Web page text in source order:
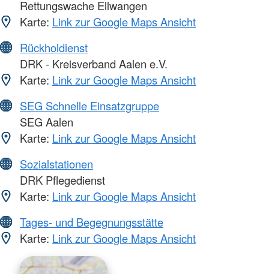
Rettungswache Ellwangen
Karte: Link zur Google Maps Ansicht
Rückholdienst
DRK - Kreisverband Aalen e.V.
Karte: Link zur Google Maps Ansicht
SEG Schnelle Einsatzgruppe
SEG Aalen
Karte: Link zur Google Maps Ansicht
Sozialstationen
DRK Pflegedienst
Karte: Link zur Google Maps Ansicht
Tages- und Begegnungsstätte
Karte: Link zur Google Maps Ansicht